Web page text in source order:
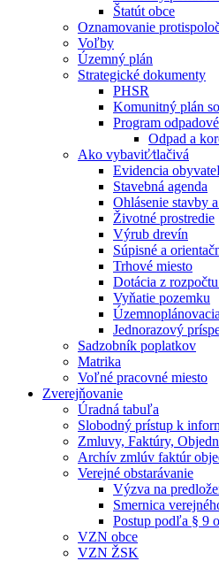
Štatút obce
Oznamovanie
Voľby
Územný plán
Strategické dokumenty
PHSR
Komunitný plán
Program
Odpad a
Ako vybaviť⁄tlačivá
Evidencia
Stavebná agenda
Ohlásenie stavby
Životné prostredie
Výrub drevín
Súpisné a
Trhové miesto
Dotácia z
Vyňatie pozemku
Jednorazový
Sadzobník poplatkov
Matrika
Voľné pracovné miesto
Zverejňovanie
Úradná tabuľa
Slobodný prístup k
Zmluvy, Faktúry,
Archív zmlúv faktúr
Verejné obstarávanie
Výzva na
Smernica
Postup podľa § 9
VZN obce
VZN ŽSK